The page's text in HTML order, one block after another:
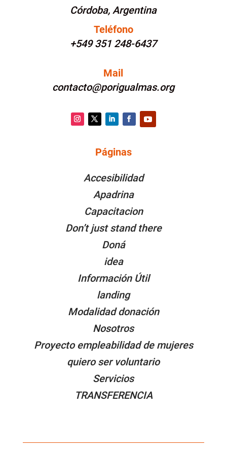
Córdoba, Argentina
Teléfono
+549 351 248-6437
Mail
contacto@porigualmas.org
Facebook
Páginas
Accesibilidad
Apadrina
Capacitacion
Don’t just stand there
Doná
idea
Información Útil
landing
Modalidad donación
Nosotros
Proyecto empleabilidad de mujeres
quiero ser voluntario
Servicios
TRANSFERENCIA